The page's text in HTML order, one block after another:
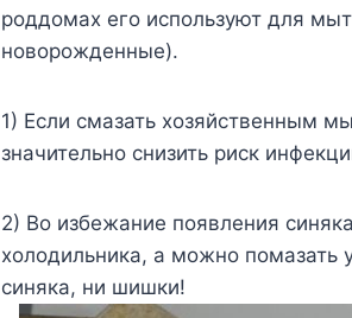
роддомах его используют для
новорожденные).
1) Если смазать хозяйственным
значительно снизить риск
2) Во избежание появления
холодильника, а можно
синяка, ни шишки!